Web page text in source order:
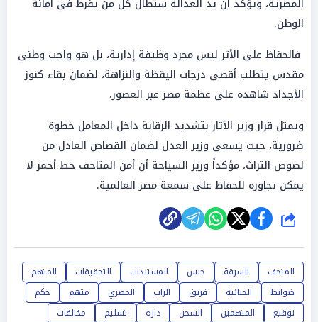
المصرية، ويؤكد أن يد العدالة ستطال كل من يفرط في أمانة
الوطن.
فالحفاظ على الأثر ليس مجرد وظيفة إدارية، بل هو واجب وطني
مقدس يتطلب أقصى درجات اليقظة والنزاهة، لضمان بقاء كنوز
الأجداد شاهدة على عظمة مصر عبر العصور.
ويمثل قرار وزير الآثار بتشديد الرقابة داخل المعامل خطوة
ضرورية، حيث يسعى وزير العدل لضمان القصاص العادل من
لصوص التراث، مؤكداً وزير السياحة أن أمن المتاحف خط أحمر لا
يمكن تجاوزه للحفاظ على سمعة مصر العالمية.
شارك
المتحف السرقة حبس المستندات التحقيقات
المتهم
ضوابط
الجنائية فريق الراب المصري متهم
حكم
توقيع
المتهمين السجن داره تسليم
مخالفات